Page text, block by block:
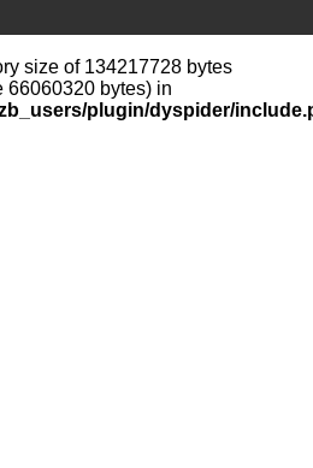
size of 134217728 bytes
66060320 bytes) in
plugin/dyspider/